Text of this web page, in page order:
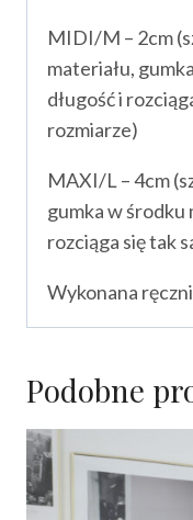
MIDI/M – 2cm
materiału,
długość i
rozmiarze)
MAXI/L – 4cm
gumka w środku
rozciąga się tak
Wykonana
Podobne